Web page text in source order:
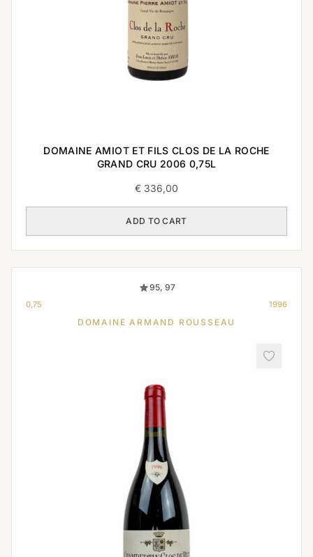
DOMAINE AMIOT ET FILS CLOS DE LA ROCHE
GRAND CRU 2006 0,75L
€ 336,00
ADD TO CART
95, 97
0,75 1996
DOMAINE ARMAND ROUSSEAU